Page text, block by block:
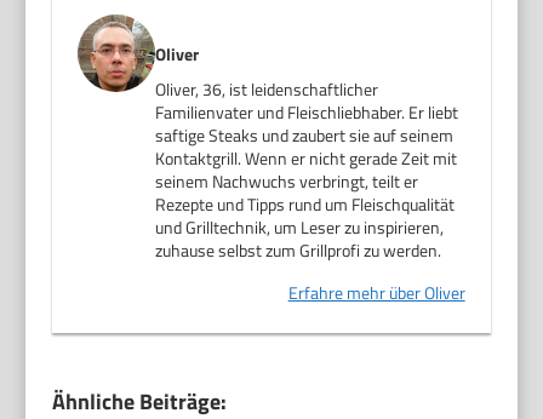
Oliver
Oliver, 36, ist leidenschaftlicher
Familienvater und Fleischliebhaber. Er liebt
saftige Steaks und zaubert sie auf seinem
Kontaktgrill. Wenn er nicht gerade Zeit mit
seinem Nachwuchs verbringt, teilt er
Rezepte und Tipps rund um Fleischqualität
und Grilltechnik, um Leser zu inspirieren,
zuhause selbst zum Grillprofi zu werden.
Erfahre mehr über Oliver
Ähnliche Beiträge: